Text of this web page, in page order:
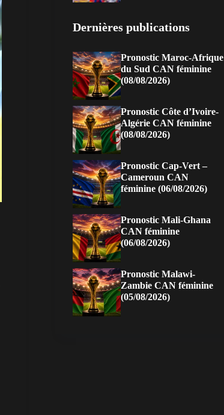
Dernières publications
Pronostic Maroc-Afrique
du Sud CAN féminine
(08/08/2026)
Pronostic Côte d’Ivoire-
Algérie CAN féminine
(08/08/2026)
Pronostic Cap-Vert –
Cameroun CAN
féminine (06/08/2026)
Pronostic Mali-Ghana
CAN féminine
(06/08/2026)
Pronostic Malawi-
Zambie CAN féminine
(05/08/2026)